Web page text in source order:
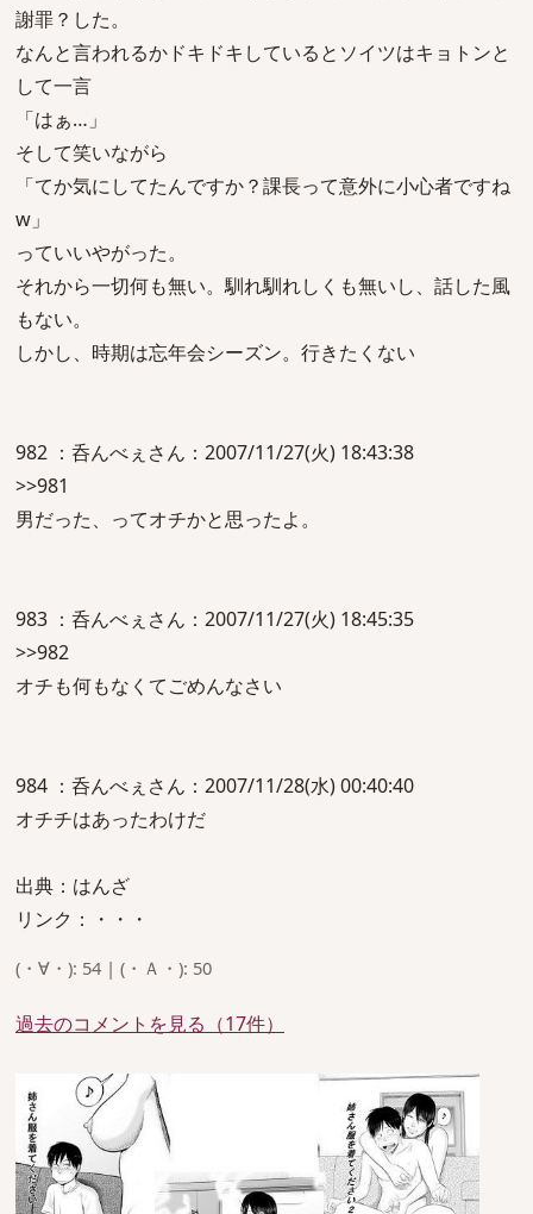
謝罪？した。
なんと言われるかドキドキしているとソイツはキョトンと
して一言
「はぁ…」
そして笑いながら
「てか気にしてたんですか？課長って意外に小心者ですね
w」
っていいやがった。
それから一切何も無い。馴れ馴れしくも無いし、話した風
もない。
しかし、時期は忘年会シーズン。行きたくない
982 ：呑んべぇさん：2007/11/27(火) 18:43:38
>>981
男だった、ってオチかと思ったよ。
983 ：呑んべぇさん：2007/11/27(火) 18:45:35
>>982
オチも何もなくてごめんなさい
984 ：呑んべぇさん：2007/11/28(水) 00:40:40
オチチはあったわけだ
出典：はんざ
リンク：・・・
(・∀・): 54 | (・Ａ・): 50
過去のコメントを見る（17件）